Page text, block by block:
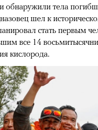
обнаружили тела
шел к
стать первым
все 14
кислорода.